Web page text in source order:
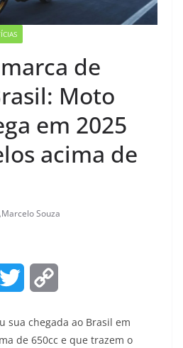
de
Moto
em 2025
acima de
Marcelo Souza
i
p
sua chegada ao Brasil em
de 650cc e que trazem o